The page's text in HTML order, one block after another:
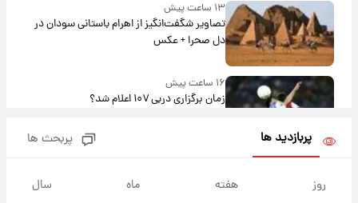
۱۳ ساعت پیش
تصاویر شگفت‌انگیز از اهرام باستانی سودان در
دل صحرا + عکس
۱۶ ساعت پیش
زمان برگزاری دربی ۱۰۷ اعلام شد؟
جزئیات
پربازدید ها پربحث ها
روز هفته ماه سال